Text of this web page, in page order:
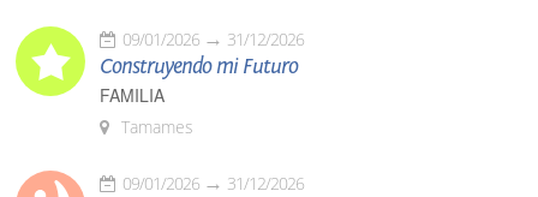
09/01/2026 31/12/2026
Construyendo mi Futuro
FAMILIA
Tamames
09/01/2026 31/12/2026